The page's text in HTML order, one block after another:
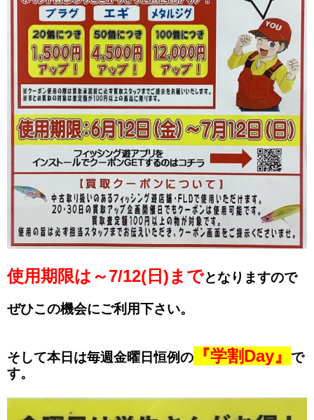
使用期限は～7/12(日)までとなりますので
ぜひこの機会にご利用下さい。
そして本日は毎週金曜日恒例の 『学割Day』
で
す。